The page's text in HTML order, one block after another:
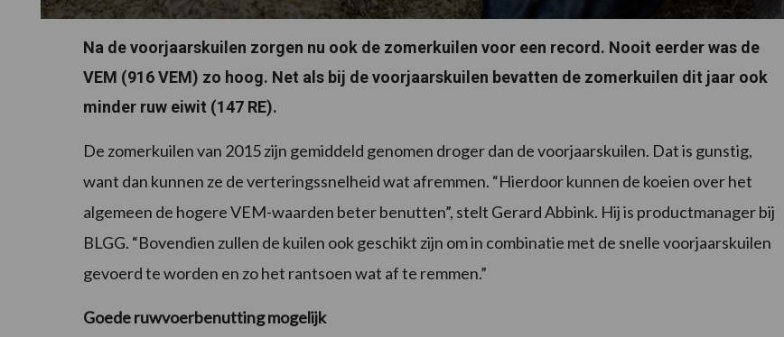
Na de voorjaarskuilen zorgen nu ook de zomerkuilen voor een record. Nooit eerder was de
VEM (916 VEM) zo hoog. Net als bij de voorjaarskuilen bevatten de zomerkuilen dit jaar ook
minder ruw eiwit (147 RE).
De zomerkuilen van 2015 zijn gemiddeld genomen droger dan de voorjaarskuilen. Dat is gunstig,
want dan kunnen ze de verteringssnelheid wat afremmen. “Hierdoor kunnen de koeien over het
algemeen de hogere VEM-waarden beter benutten”, stelt Gerard Abbink. Hij is productmanager bij
BLGG. “Bovendien zullen de kuilen ook geschikt zijn om in combinatie met de snelle voorjaarskuilen
gevoerd te worden en zo het rantsoen wat af te remmen.”
Goede ruwvoerbenutting mogelijk